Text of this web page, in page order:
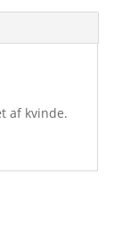
af kvinde.